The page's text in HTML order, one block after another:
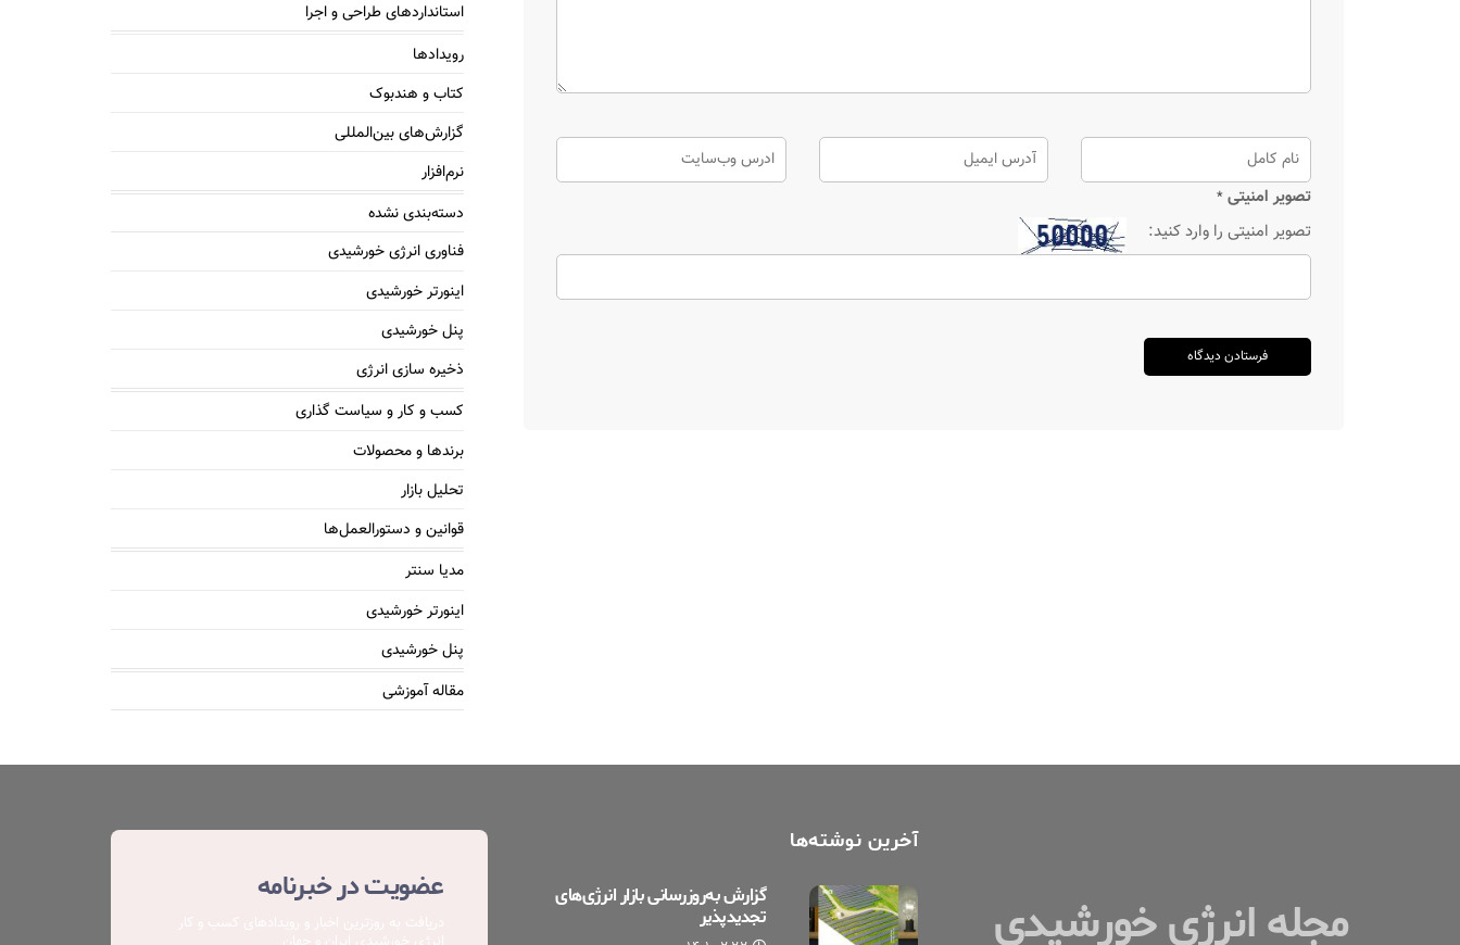
تصویر امنیتی *
تصویر امنیتی را وارد کنید:
استانداردهای طراحی و اجرا
رویدادها
کتاب و هندبوک
گزارش‌های بین‌المللی
نرم‌افزار
دسته‌بندی نشده
فناوری انرژی خورشیدی
اینورتر خورشیدی
پنل خورشیدی
ذخیره سازی انرژی
کسب و کار و سیاست گذاری
برندها و محصولات
تحلیل بازار
قوانین و دستورالعمل‌ها
مدیا سنتر
اینورتر خورشیدی
پنل خورشیدی
مقاله آموزشی
مجله انرژی خورشیدی
آخرین نوشته‌ها
گزارش به‌روزرسانی بازار انرژی‌های
تجدیدپذیر
عضویت در خبرنامه